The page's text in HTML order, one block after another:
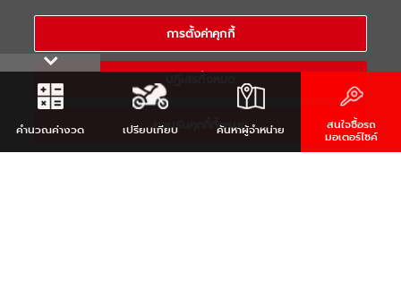
COPYRIGHT 2021 THAI YAMAHA MOTOR CO.,LTD. ALL RIGHTS
RESERVED
คำนวณค่างวด เปรียบเทียบ ค้นหาผู้จำหน่าย สนใจซื้อรถ
มอเตอร์ไซค์
การตั้งค่าคุกกี้
ยอมรับคุกกี้ทั้งหมด